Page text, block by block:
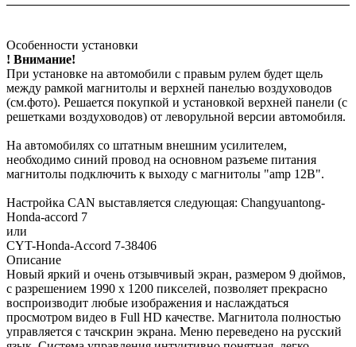
Особенности установки
! Внимание!
При установке на автомобили с правым рулем будет щель
между рамкой магнитолы и верхней панелью воздуховодов
(см.фото). Решается покупкой и установкой верхней панели (с
решетками воздуховодов) от леворульной версии автомобиля.
На автомобилях со штатным внешним усилителем,
необходимо синий провод на основном разъеме питания
магнитолы подключить к выходу с магнитолы "amp 12В".
Настройка CAN выставляется следующая: Changyuantong-
Honda-accord 7
или
CYT-Honda-Accord 7-38406
Описание
Новый яркий и очень отзывчивый экран, размером 9 дюймов,
с разрешением 1990 х 1200 пикселей, позволяет прекрасно
воспроизводит любые изображения и наслаждаться
просмотром видео в Full HD качестве. Магнитола полностью
управляется с тачскрин экрана. Меню переведено на русский